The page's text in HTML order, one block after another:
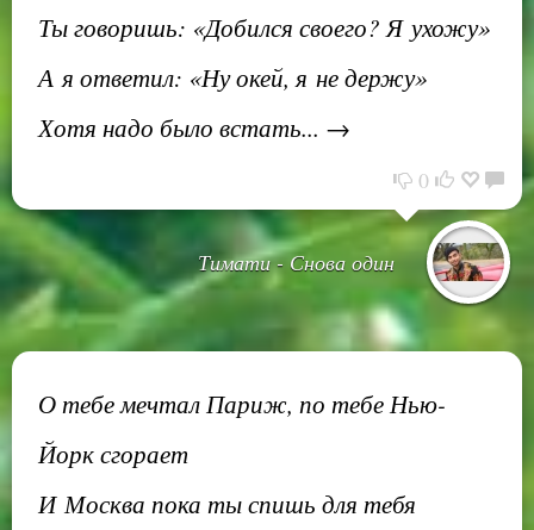
Ты говоришь: «Добился своего? Я ухожу»
А я ответил: «Ну окей, я не держу»
Хотя надо было встать... →
0
Тимати - Снова один
О тебе мечтал Париж, по тебе Нью-
Йорк сгорает
И Москва пока ты спишь для тебя